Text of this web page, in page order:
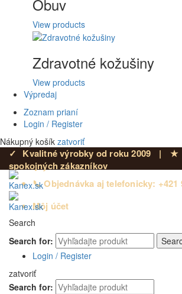
Obuv
View products
Zdravotné kožušiny
View products
Výpredaj
Zoznam prianí
Login / Register
Nákupný košík zatvoriť
✓ Kvalitné výrobky od roku 2009 | ★
spokojných zákazníkov
📞 Objednávka aj telefonicky: +421
Môj účet
Search
Search for:
Login / Register
zatvoriť
Search for: